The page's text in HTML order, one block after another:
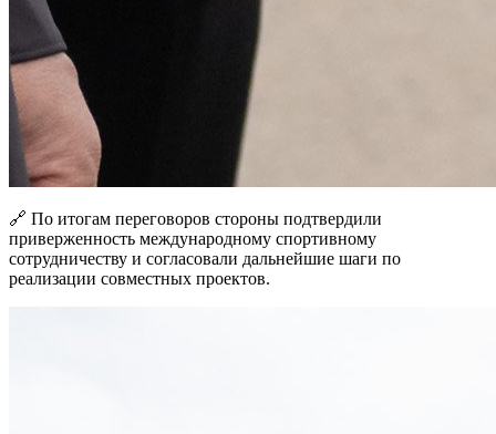
🔗 По итогам переговоров стороны подтвердили
приверженность международному спортивному
сотрудничеству и согласовали дальнейшие шаги по
реализации совместных проектов.